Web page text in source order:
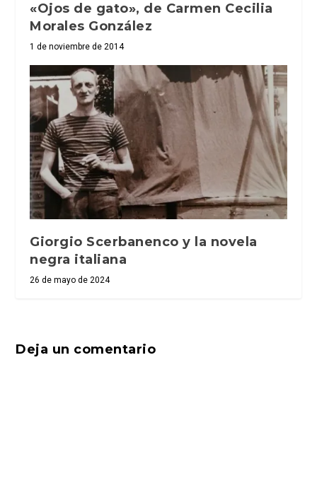
«Ojos de gato», de Carmen Cecilia
Morales González
1 de noviembre de 2014
Giorgio Scerbanenco y la novela
negra italiana
26 de mayo de 2024
Deja un comentario